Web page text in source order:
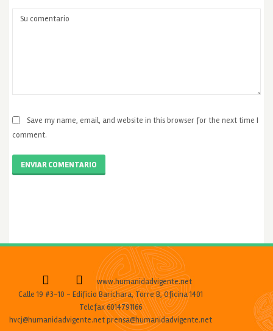
Save my name, email, and website in this browser for the next time I
comment.
ENVIAR COMENTARIO
www.humanidadvigente.net
Calle 19 #3-10 - Edificio Barichara, Torre B, Oficina 1401
Telefax 6014791166
hvcj@humanidadvigente.net prensa@humanidadvigente.net